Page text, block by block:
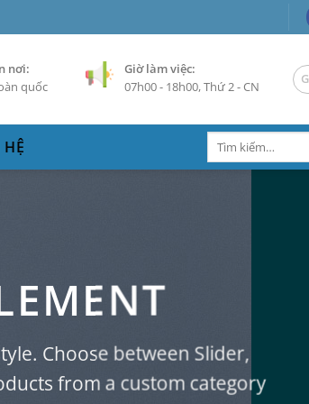
nơi:
quốc
Giờ làm việc:
07h00 - 18h00, Thứ 2 - CN
HỆ
Tìm
Choose between Slider,
from a custom category